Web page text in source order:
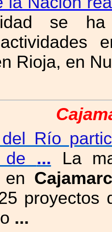
se ha
Rioja, en
Río
de ... La
en
proyectos
...